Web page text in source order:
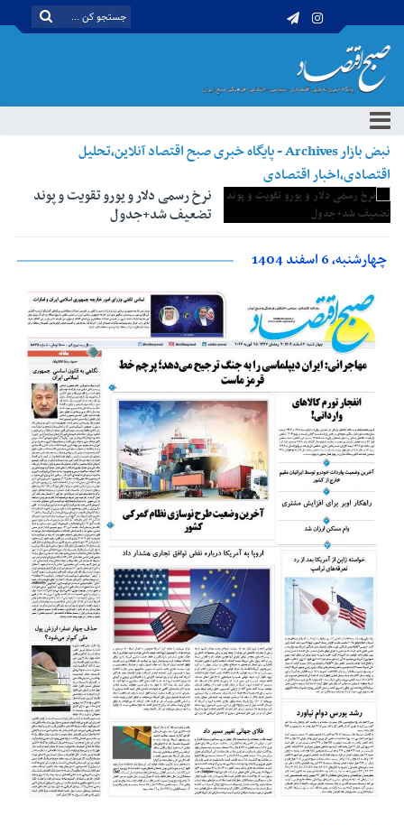
نبض بازار Archives - پایگاه خبری صبح اقتصاد آنلاین،تحلیل
اقتصادی،اخبار اقتصادی
نرخ رسمی دلار و یورو تقویت و پوند
تضعیف شد+جدول
چهارشنبه، 6 اسفند 1404